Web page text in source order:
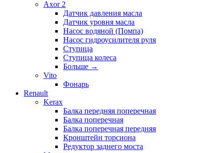
Axor 2
Датчик давления масла
Датчик уровня масла
Насос водяной (Помпа)
Насос гидроусилителя руля
Ступица
Ступица колеса
Больше →
Vito
Фонарь
Renault
Kerax
Балка передняя поперечная
Балка поперечная
Балка поперечная передняя
Кронштейн торсиона
Редуктор заднего моста